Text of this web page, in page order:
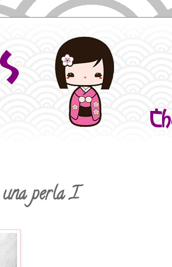
una perla I